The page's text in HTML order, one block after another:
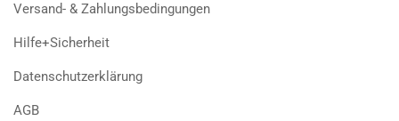
Versand- & Zahlungsbedingungen
Hilfe+Sicherheit
Datenschutzerklärung
AGB